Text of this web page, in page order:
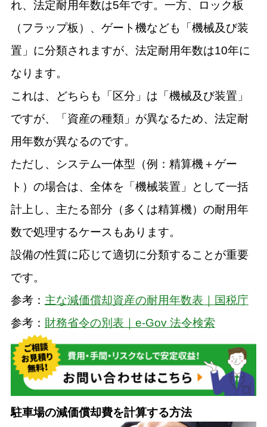
れ、法定耐用年数は5年です。一方、ロック板
（フラップ板）、ゲート機なども「機械及び装
置」に分類されますが、法定耐用年数は10年に
なります。
これは、どちらも「区分」は「機械及び装置」
ですが、「資産の種類」が異なるため、法定耐
用年数が異なるのです。
ただし、システム一体型（例：精算機＋ゲー
ト）の場合は、全体を「機械装置」として一括
計上し、主たる部分（多くは精算機）の耐用年
数で処理するケースもあります。
設備の性質に応じて適切に分類することが重要
です。
参考： 主な減価償却資産の耐用年数表｜国税庁
参考： 財務省令の別表｜e-Gov 法令検索
駐車場の減価償却費を計算する方法